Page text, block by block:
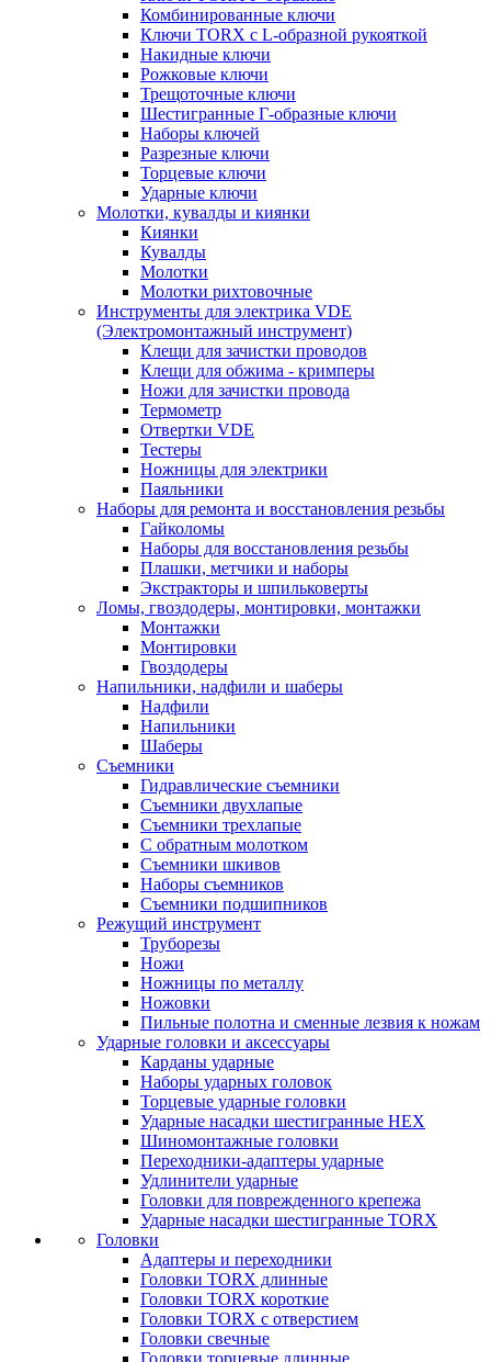
Комбинированные ключи
Ключи TORX с L-образной рукояткой
Накидные ключи
Рожковые ключи
Трещоточные ключи
Шестигранные Г-образные ключи
Наборы ключей
Разрезные ключи
Торцевые ключи
Ударные ключи
Молотки, кувалды и киянки
Киянки
Кувалды
Молотки
Молотки рихтовочные
Инструменты для электрика VDE
(Электромонтажный инструмент)
Клещи для зачистки проводов
Клещи для обжима - кримперы
Ножи для зачистки провода
Термометр
Отвертки VDE
Тестеры
Ножницы для электрики
Паяльники
Наборы для ремонта и восстановления резьбы
Гайколомы
Наборы для восстановления резьбы
Плашки, метчики и наборы
Экстракторы и шпильковерты
Ломы, гвоздодеры, монтировки, монтажки
Монтажки
Монтировки
Гвоздодеры
Напильники, надфили и шаберы
Надфили
Напильники
Шаберы
Съемники
Гидравлические съемники
Съемники двухлапые
Съемники трехлапые
С обратным молотком
Съемники шкивов
Наборы съемников
Съемники подшипников
Режущий инструмент
Труборезы
Ножи
Ножницы по металлу
Ножовки
Пильные полотна и сменные лезвия к ножам
Ударные головки и аксессуары
Карданы ударные
Наборы ударных головок
Торцевые ударные головки
Ударные насадки шестигранные HEX
Шиномонтажные головки
Переходники-адаптеры ударные
Удлинители ударные
Головки для поврежденного крепежа
Ударные насадки шестигранные TORX
Головки
Адаптеры и переходники
Головки TORX длинные
Головки TORX короткие
Головки TORX с отверстием
Головки свечные
Головки торцевые длинные